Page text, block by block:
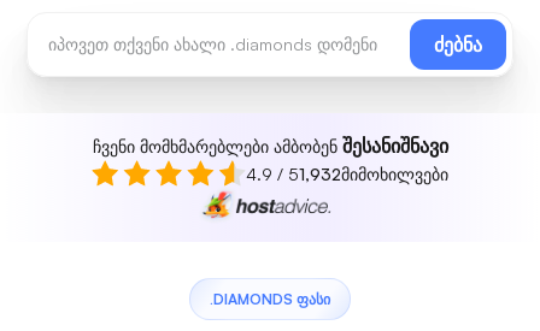
ძებნა
ჩვენი მომხმარებლები ამბობენ შესანიშნავი
4.9 / 51,932მიმოხილვები
.DIAMONDS ᲤᲐᲡᲘ